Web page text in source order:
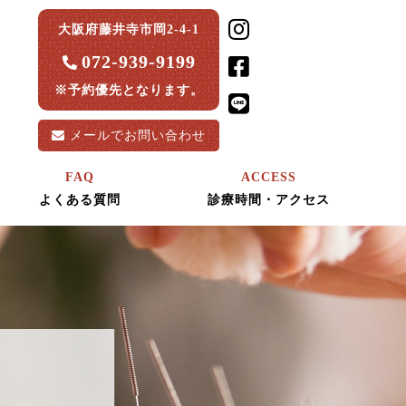
大阪府藤井寺市岡2-4-1
072-939-9199
※予約優先となります。
メールでお問い合わせ
FAQ
よくある質問
ACCESS
診療時間・アクセス